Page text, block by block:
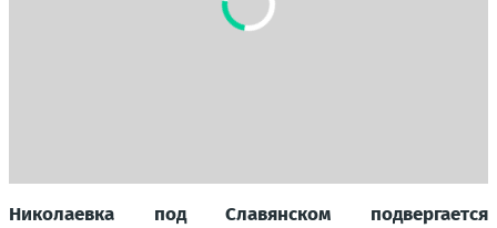
Николаевка под Славянском подвергается